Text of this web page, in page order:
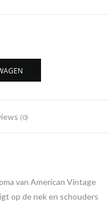
(0)
van American Vintage
op de nek en schouders